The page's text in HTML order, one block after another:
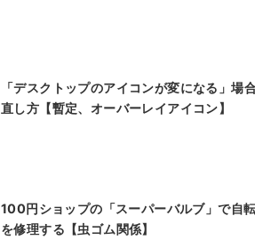
「デスクトップのアイコンが変になる」場
直し方【暫定、オーバーレイアイコン】
100円ショップの「スーパーバルブ」で自
を修理する【虫ゴム関係】